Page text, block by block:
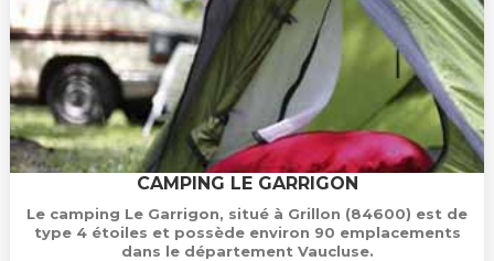
CAMPING LE GARRIGON
Le camping Le Garrigon, situé à Grillon (84600) est de
type 4 étoiles et possède environ 90 emplacements
dans le département Vaucluse.